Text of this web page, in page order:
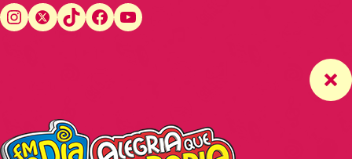
Instagram Twitter TikTok Facebook YouTube